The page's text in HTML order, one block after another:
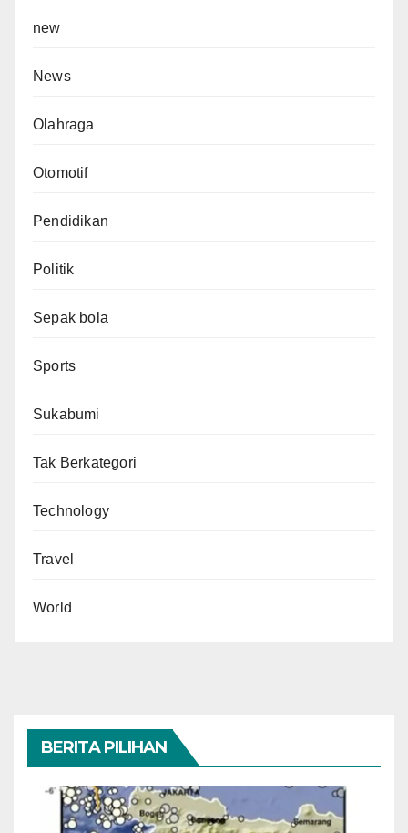
new
News
Olahraga
Otomotif
Pendidikan
Politik
Sepak bola
Sports
Sukabumi
Tak Berkategori
Technology
Travel
World
BERITA PILIHAN